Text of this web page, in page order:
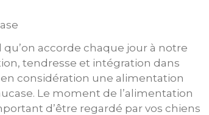
accorde chaque jour à notre
tendresse et intégration dans
considération une alimentation
Le moment de l’alimentation
d’être regardé par vos chiens